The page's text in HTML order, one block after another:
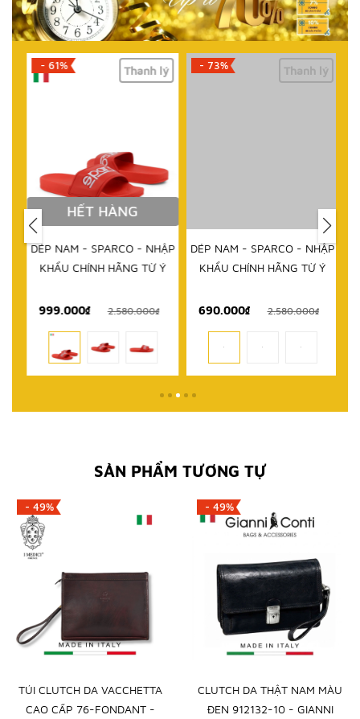
- 61% Thanh lý
HẾT HÀNG
DÉP NAM - SPARCO - NHẬP
KHẨU CHÍNH HÃNG TỪ Ý
999.000₫ 2.580.000₫
- 73% Thanh lý
DÉP NAM - SPARCO - NHẬP
KHẨU CHÍNH HÃNG TỪ Ý
690.000₫ 2.580.000₫
SẢN PHẨM TƯƠNG TỰ
- 49%
TÚI CLUTCH DA VACCHETTA
CAO CẤP 76-FONDANT -
- 49%
CLUTCH DA THẬT NAM MÀU
ĐEN 912132-10 - GIANNI